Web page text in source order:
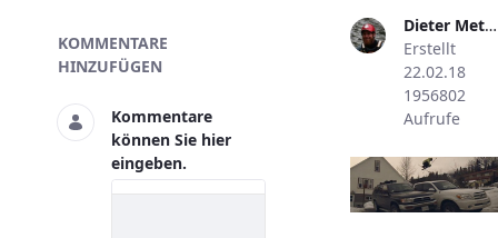
Skivideo
KOMMENTARE
HINZUFÜGEN
Kommentare
können Sie hier
eingeben.
Dieter Metzler
Erstellt
22.02.18
1956802
Aufrufe